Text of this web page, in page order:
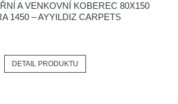
A VENKOVNÍ KOBEREC 80X150
1450 – AYYILDIZ CARPETS
DETAIL PRODUKTU